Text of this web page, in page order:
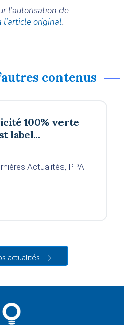
l’autorisation de
l’article original.
contenus
100% verte
label...
Actualités, PPA
actualités